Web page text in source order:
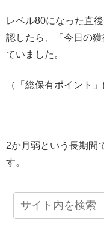
レベル80になった直
認したら、「今日の
ていました。
（「総保有ポイント
2か月弱という長期間
す。